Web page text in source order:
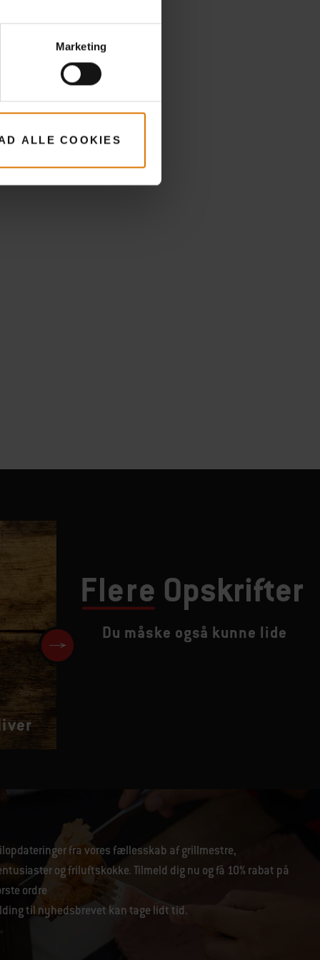
Marketing
ALLE COOKIES
Flere Opskrifter
Du måske også kunne lide
fra vores fællesskab af grillmestre,
og friluftskokke. Tilmeld dig nu og få 10% rabat på
ordre
til nyhedsbrevet kan tage lidt tid.